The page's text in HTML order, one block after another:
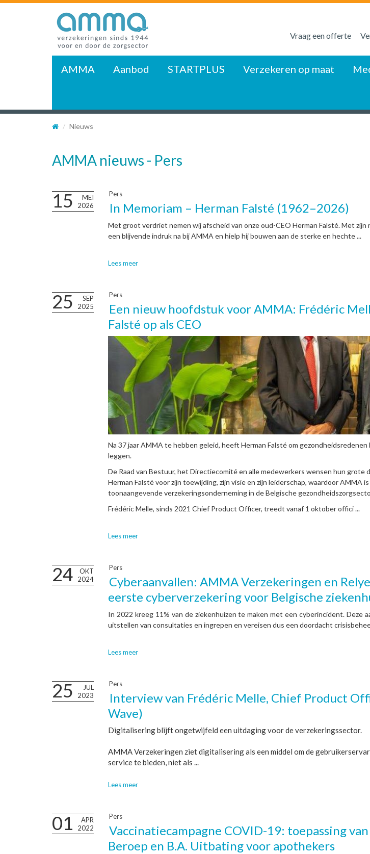
Vraag een offerte
AMMA Aanbod STARTPLUS Verzekeren op maat
Nieuws
AMMA nieuws - Pers
15
MEI
2026
Pers
In Memoriam – Herman Falsté (1962–2026)
Met groot verdriet nemen wij afscheid van onze oud-CEO Herman Falsté. Met zijn
een blijvende indruk na bij AMMA en hielp hij bouwen aan de sterke en hechte ...
Lees meer
25
SEP
2025
Pers
Een nieuw hoofdstuk voor AMMA: Frédéric
Falsté op als CEO
Na 37 jaar AMMA te hebben geleid, heeft Herman Falsté om
leggen.
De Raad van Bestuur, het Directiecomité en alle medewerkers wensen hun grote
Herman Falsté voor zijn toewijding, zijn visie en zijn leiderschap, waardoor AMMA
toonaangevende verzekeringsonderneming in de Belgische
Frédéric Melle, sinds 2021 Chief Product Officer, treedt vanaf 1 oktober offici ...
Lees meer
24
OKT
2024
Pers
Cyberaanvallen: AMMA Verzekeringen en
eerste cyberverzekering voor Belgische
In 2022 kreeg 11% van de ziekenhuizen te maken met een cyberincident. Deze
uitstellen van consultaties en ingrepen en vereisen dus een doordacht
Lees meer
25
JUL
2023
Pers
Interview van Frédéric Melle, Chief Product
Wave)
Digitalisering blijft ongetwijfeld een uitdaging voor de verzekeringssector.
AMMA Verzekeringen ziet digitalisering als een middel om de
service te bieden, niet als ...
Lees meer
01
APR
2022
Pers
Vaccinatiecampagne COVID-19: toepassing
Beroep en B.A. Uitbating voor apothekers